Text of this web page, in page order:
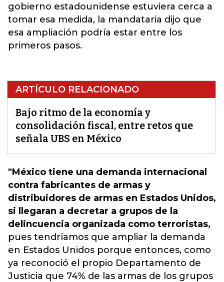
gobierno estadounidense estuviera cerca a
tomar esa medida, la mandataria dijo que
esa ampliación podría estar entre los
primeros pasos.
ARTÍCULO RELACIONADO
Bajo ritmo de la economía y
consolidación fiscal, entre retos que
señala UBS en México
"México tiene una demanda internacional
contra fabricantes de armas y
distribuidores de armas en Estados Unidos,
si llegaran a decretar a grupos de la
delincuencia organizada como terroristas,
pues tendríamos que ampliar la demanda
en Estados Unidos porque entonces, como
ya reconoció el propio Departamento de
Justicia que 74% de las armas de los grupos